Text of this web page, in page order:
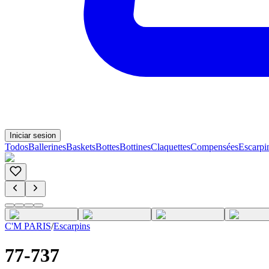
Iniciar sesion
TodosBallerinesBasketsBottesBottinesClaquettesCompensées
C'M PARIS/Escarpins
77-737